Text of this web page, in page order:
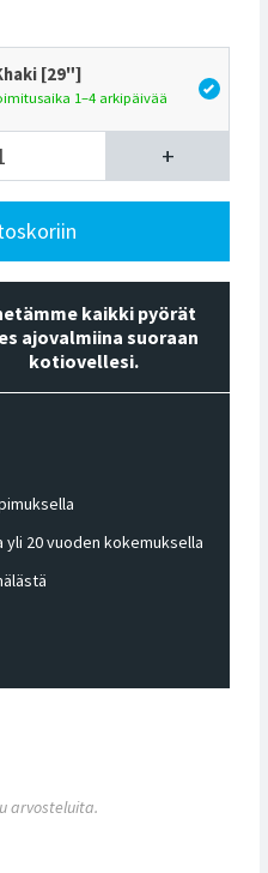
[29"]
1–4 arkipäivää
+
kaikki pyörät
ajovalmiina suoraan
kotiovellesi.
20 vuoden kokemuksella
arvosteluita.